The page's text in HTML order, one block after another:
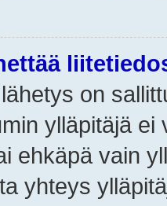
on
ylläpitäjä
ehkäpä vain
yhteys